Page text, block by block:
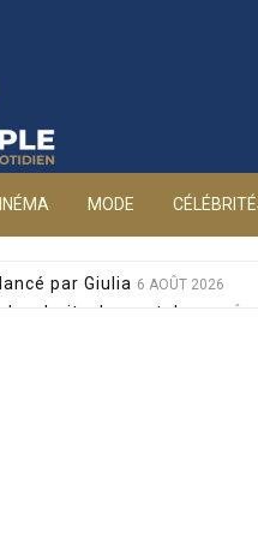
MODE
par Giulia 6 AOÛT 2026
droits de son tube